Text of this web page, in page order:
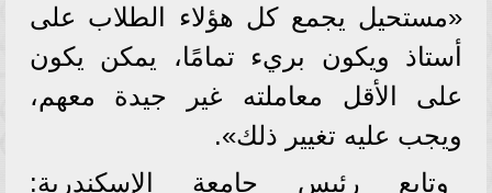
«مستحيل يجمع كل هؤلاء الطلاب على
أستاذ ويكون بريء تمامًا، يمكن يكون
على الأقل معاملته غير جيدة معهم،
ويجب عليه تغيير ذلك».
وتابع رئيس جامعة الإسكندرية: